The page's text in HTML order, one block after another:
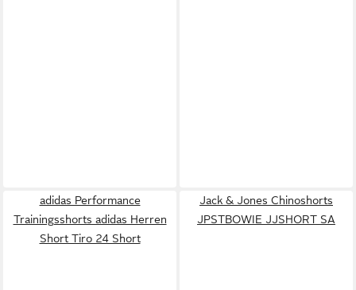
adidas Performance
Trainingsshorts adidas Herren
Short Tiro 24 Short
Jack & Jones Chinoshorts
JPSTBOWIE JJSHORT SA